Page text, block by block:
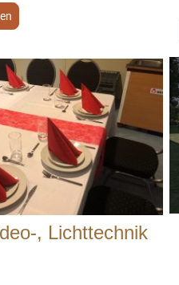
, Lichttechnik